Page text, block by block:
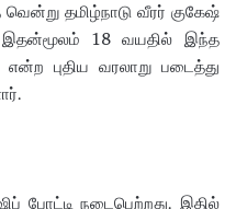
தமிழ்நாடு வீரர் குகேஷ்
இதன்மூலம் 18 வயதில் இந்த
புதிய வரலாறு படைத்து
போட்டி நடைபெற்றது. இதில்